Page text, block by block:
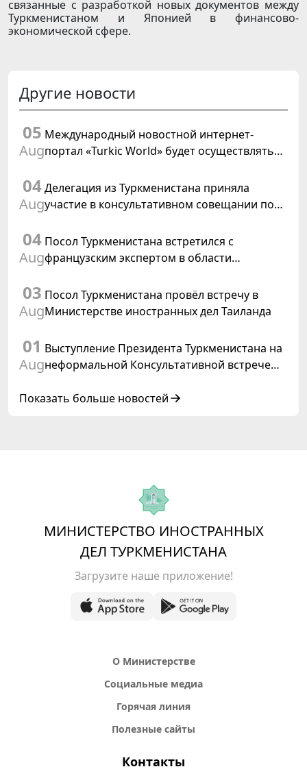
связанные с разработкой новых документов между
Туркменистаном и Японией в финансово-
экономической сфере.
Другие новости
05
Aug
Международный новостной интернет-
портал «Turkic World» будет осуществлять
заседания Халк Маслахаты Туркменистана
04
Aug
Делегация из Туркменистана приняла
участие в консультативном совещании по
04
Aug
Посол Туркменистана встретился с
французским экспертом в области
03
Aug
Посол Туркменистана провёл встречу в
Министерстве иностранных дел Таиланда
01
Aug
Выступление Президента Туркменистана на
неформальной Консультативной встрече
Азербайджанской Республики
Показать больше новостей
МИНИСТЕРСТВО ИНОСТРАННЫХ
ДЕЛ ТУРКМЕНИСТАНА
Загрузите наше приложение!
О Министерстве
Социальные медиа
Горячая линия
Полезные сайты
Контакты